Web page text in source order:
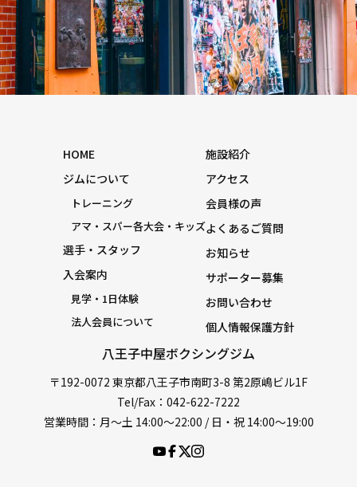
八王子中屋ボクシングジム
〒192-0072 東京都八王子市南町3-8 第2原嶋ビル1F
Tel/Fax：042-622-7222
営業時間：月〜土 14:00〜22:00 / 日・祝 14:00〜19:00
HOME
ジムについて
トレーニング
アマ・スパー各大会・キッズ
選手・スタッフ
入会案内
見学・1日体験
法人会員について
施設紹介
アクセス
会員様の声
よくあるご質問
お知らせ
サポーター募集
お問い合わせ
個人情報保護方針